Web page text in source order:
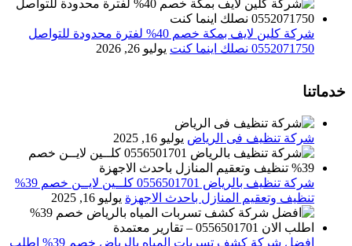
شركة كلين لايف بمكة خصم 40% لفترة محدودة للتواصل
0552071750 نصلك اينما كنت
يوليو 26, 2026
خدماتنا
شركة تنظيف فى الرياض يوليو 16, 2025
شركة تنظيف بالرياض 0556501701 كلــين لايــن خصم 39%
تنظيف وتعقيم المنازل باحدث الاجهزة يوليو 16, 2025
افضل شركة كشف تسربات المياه بالرياض خصم 39% اطلب